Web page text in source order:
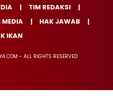
TIM REDAKSI
MEDIA
HAK JAWAB
IKAN
- ALL RIGHTS RESERVED